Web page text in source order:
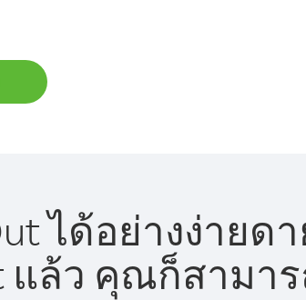
ได้อย่างง่ายด
แล้ว คุณก็สามา